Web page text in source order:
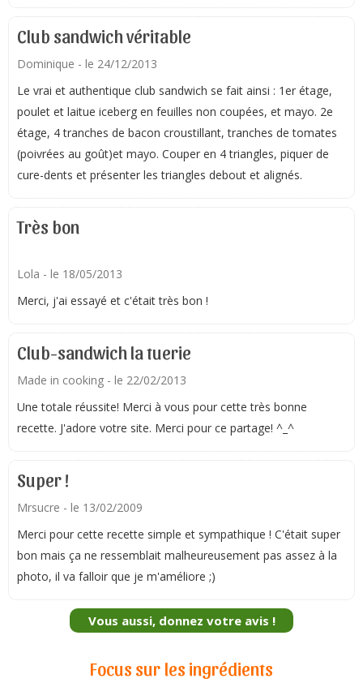
Club sandwich véritable
Dominique - le 24/12/2013
Le vrai et authentique club sandwich se fait ainsi : 1er étage,
poulet et laitue iceberg en feuilles non coupées, et mayo. 2e
étage, 4 tranches de bacon croustillant, tranches de tomates
(poivrées au goût)et mayo. Couper en 4 triangles, piquer de
cure-dents et présenter les triangles debout et alignés.
Très bon
Lola - le 18/05/2013
Merci, j'ai essayé et c'était très bon !
Club-sandwich la tuerie
Made in cooking - le 22/02/2013
Une totale réussite! Merci à vous pour cette très bonne
recette. J'adore votre site. Merci pour ce partage! ^_^
Super !
Mrsucre - le 13/02/2009
Merci pour cette recette simple et sympathique ! C'était super
bon mais ça ne ressemblait malheureusement pas assez à la
photo, il va falloir que je m'améliore ;)
Vous aussi, donnez votre avis !
Focus sur les ingrédients